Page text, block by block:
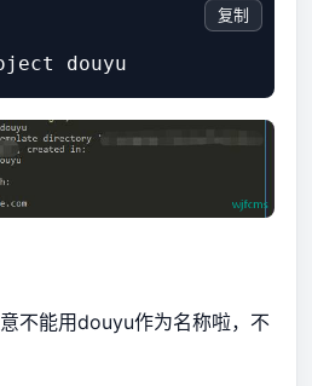
复制
不能用douyu作为名称啦，不